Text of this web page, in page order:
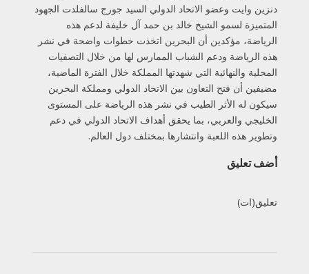
دنزين وايت وعضو الاتحاد الدولي السيد جورج سالفلدت الجهود
المتميزة لسمو الشيخ خالد بن حمد آل خليفة لدعم هذه
الرياضة، مؤكدين أن البحرين اتخذت خطوات واضحة في نشر
هذه الرياضة ودعم الشباب الممارس لها من خلال التصفيات
المحلية والنهائية التي شهدتها المملكة خلال الفترة الماضية،
مضيفين أن فتح التعاون بين الاتحاد الدولي ومملكة البحرين
سيكون له الأثر الطيب في نشر هذه الرياضة على المستوى
الخليجي والعربي، بما يحقق أهداف الاتحاد الدولي في دعم
وتطوير هذه اللعبة وانتشارها بمختلف دول العالم.
أضف تعليق
تعليق(ات)